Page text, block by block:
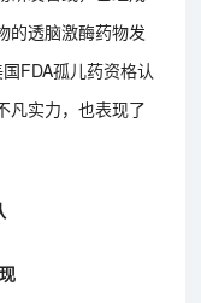
的透脑激酶药物发
FDA孤儿药资格认
凡实力，也表现了